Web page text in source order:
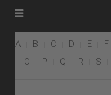
A B C D E F
O
P Q R S